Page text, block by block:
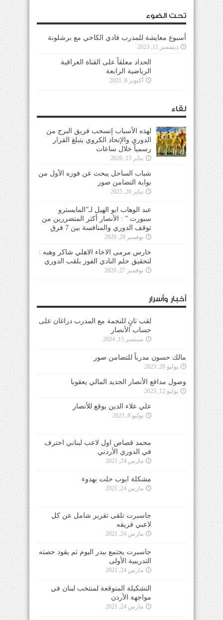
تحت الضوء
أسبوع معايشة للمدرب فادي الكاخي مع برشلونة
ديسمبر 11, 2023
الحداد معلقاً على القناة العراقية
الرياضية الرابعة
أكتوبر 6, 2021
لقاء
لهذه الأسباب إنسحب فريق البرج من
الدوري والإتحاد الكروي يتبلغ القرار
رسمياً خلال ساعات
يناير 13, 2026
شباب الساحل يبحث عن فوزه الأول من
بوابة التضامن صور
يناير 26, 2025
عبد الوهاب ابو الهيل لـ”المايسترو
سبورت ” : الأنصار أكثر المتضررين من
توقف الدوري والمنافسة بين 7 فرق
نوفمبر 29, 2020
حارس مرمى الاخاء الاهلي شاكر وهبه :
لتحقيق حلم النادي الفوز بلقب الدوري
نوفمبر 27, 2020
أخبار وأسرار
لقب ثانٍ للنجمة مع المدرب دراغان على
حساب الأنصار
سبتمبر 15, 2024
مالك حسون مدرباً للتضامن صور
يوليو 28, 2023
وصول مدافع الأنصار الجديد المالي يعقوبا
يوليو 12, 2023
علي علاء الدين يوقع للأنصار
يوليو 8, 2023
محمد قصاص اول لاعب لبناني احترف
في الدوري الأردني
مارس 24, 2021
مشكلة ايوب حلت بهدوء
مارس 24, 2021
جاسبرت تلقى تقرير شامل عن كل
لاعبي فريقه
مارس 24, 2021
جاسبرت يجتمع ببدر اليوم ثم يقود حصته
التدريبية الأولى
مارس 24, 2021
التشكيلة المتوقعة لمنتخب لبنان في
مواجهة الأردن
مارس 24, 2021